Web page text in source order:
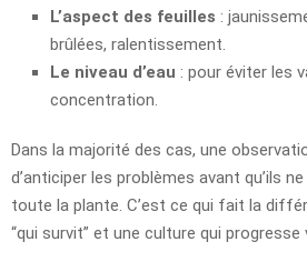
L’aspect des feuilles :
brûlées, ralentissement.
Le niveau d’eau : pour éviter les
concentration.
Dans la majorité des cas, une
d’anticiper les problèmes avant qu’ils
toute la plante. C’est ce qui fait la
“qui survit” et une culture qui progresse